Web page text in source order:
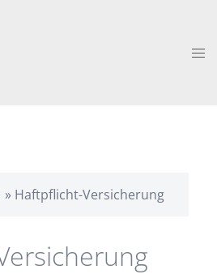
» Haftpflicht-Versicherung